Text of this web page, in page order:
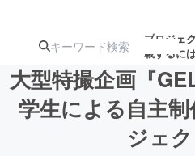
プロジェ
載するに
注目の新着プロ
大型特撮企画『
学生による自主
ジェ